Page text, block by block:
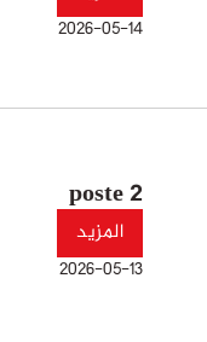
2026-05-14
poste 2
المزيد
2026-05-13